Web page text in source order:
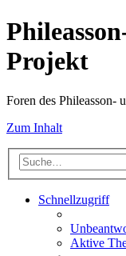
Projekt
Foren des Phileasson-
Zum Inhalt
Schnellzugriff
Aktive